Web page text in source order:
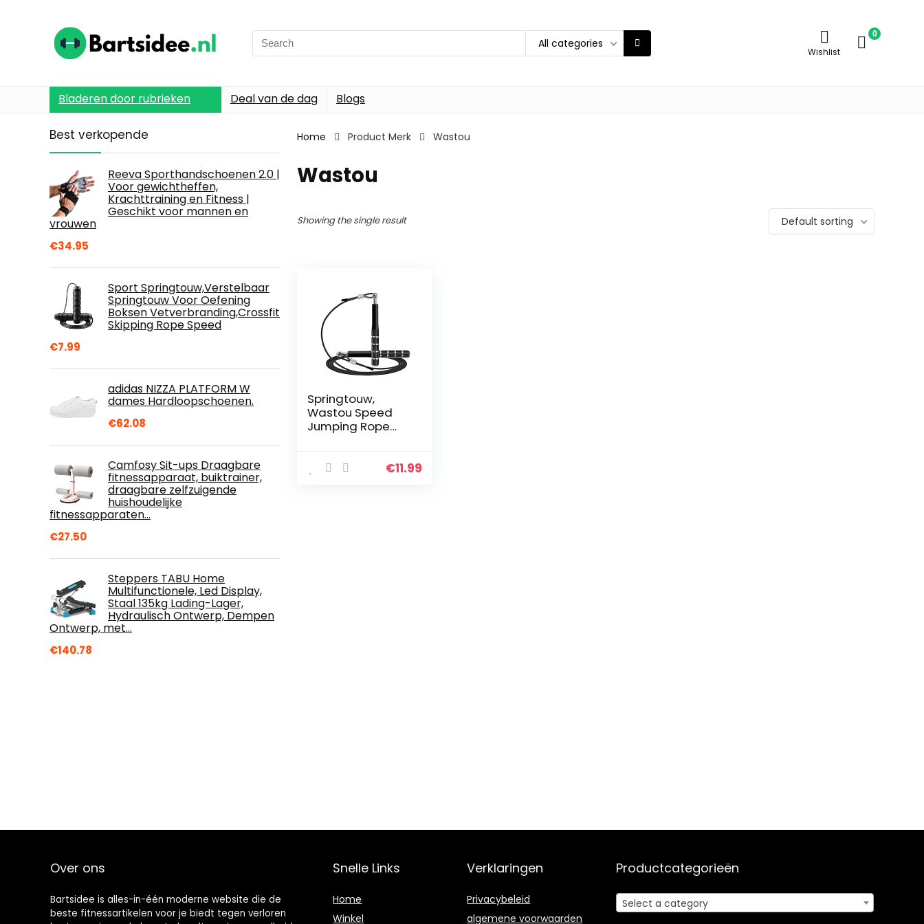
Search
for:
All categories
Wishlist
0
Bladeren door rubrieken Deal van de dag Blogs
Best verkopende
Reeva Sporthandschoenen 2.0 |
Voor gewichtheffen,
Krachttraining en Fitness |
Geschikt voor mannen en
vrouwen
€34.95
Sport Springtouw,Verstelbaar
Springtouw Voor Oefening
Boksen Vetverbranding,Crossfit
Skipping Rope Speed
€7.99
adidas NIZZA PLATFORM W
dames Hardloopschoenen.
€62.08
Camfosy Sit-ups Draagbare
fitnessapparaat, buiktrainer,
draagbare zelfzuigende
huishoudelijke
fitnessapparaten…
€27.50
Steppers TABU Home
Multifunctionele, Led Display,
Staal 135kg Lading-Lager,
Hydraulisch Ontwerp, Dempen
Ontwerp, met…
€140.78
Home Product Merk Wastou
Wastou
Showing the single result Default sorting
Springtouw,
Wastou Speed
Jumping Rope
verstelbare
€11.99
Over ons
Bartsidee is alles-in-één moderne website die de
beste fitnessartikelen voor je biedt tegen verloren
Snelle Links
Home
Winkel
Verklaringen
Privacybeleid
algemene voorwaarden
Productcategorieën
Select a category